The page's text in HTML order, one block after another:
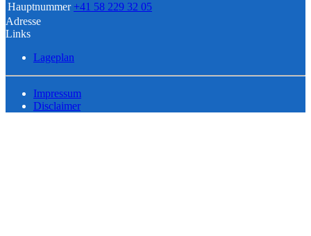
Hauptnummer +41 58 229 32 05
Adresse
Links
Lageplan
Impressum
Disclaimer